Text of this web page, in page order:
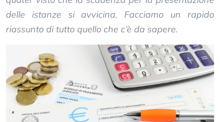
delle istanze si avvicina. Facciamo un rapido
riassunto di tutto quello che c’è da sapere.